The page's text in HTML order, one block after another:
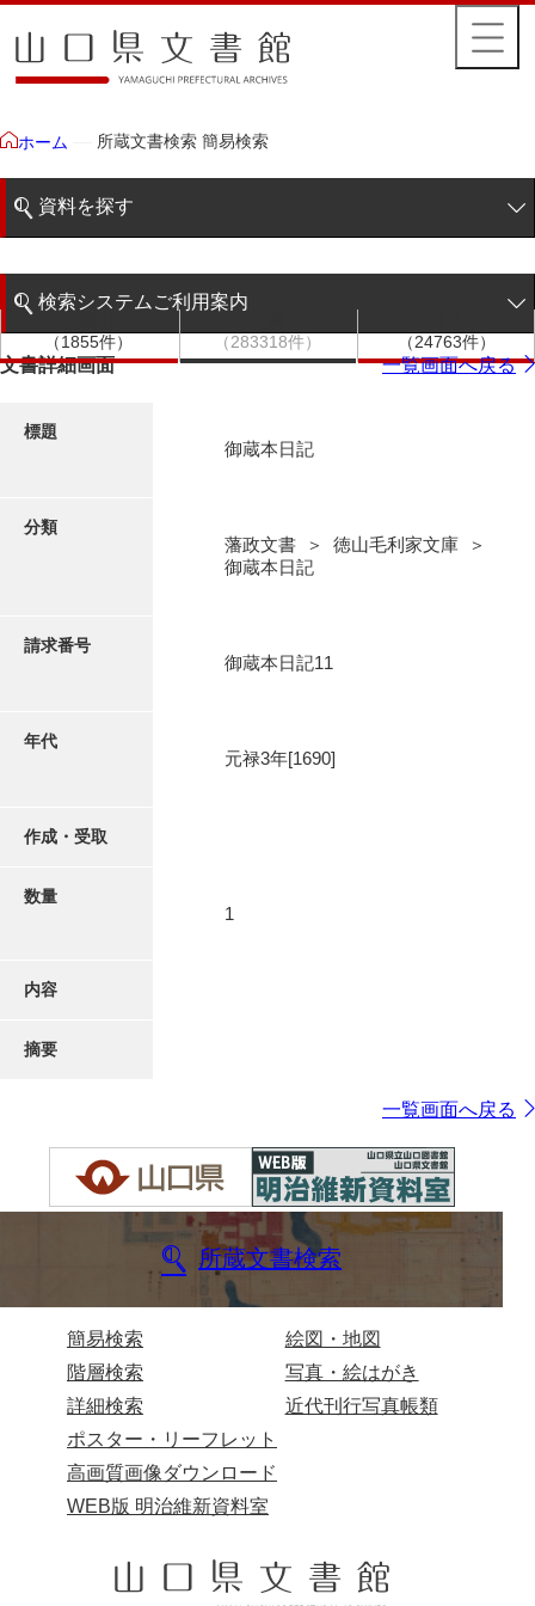
ホーム 所蔵文書検索 簡易検索
資料を探す
階層検索
写真・絵はがき
検索システムご利用案内
検索システムの利用について
（1855件）
（283318件）
（24763件）
文書詳細画面 一覧画面へ戻る
標題
御蔵本日記
分類
藩政文書 ＞ 徳山毛利家文庫 ＞
御蔵本日記
請求番号
御蔵本日記11
年代
元禄3年[1690]
作成・受取
数量
1
内容
摘要
一覧画面へ戻る
所蔵文書検索
簡易検索
階層検索
詳細検索
絵図・地図
写真・絵はがき
近代刊行写真帳類
ポスター・リーフレット
高画質画像ダウンロード
WEB版 明治維新資料室